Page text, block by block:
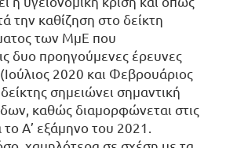
την καθίζηση στο δείκτη
των ΜμΕ που
δυο προηγούμενες έρευνες
2020 και Φεβρουάριος
σημειώνει σημαντική
καθώς διαμορφώνεται στις
Α’ εξάμηνο του 2021.